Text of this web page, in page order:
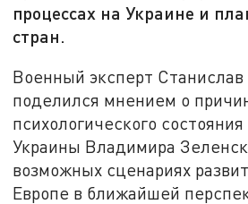
процессах на Украине и
стран.
Военный эксперт Станислав
поделился мнением о
психологического
Украины Владимира
возможных сценариях
Европе в ближайшей